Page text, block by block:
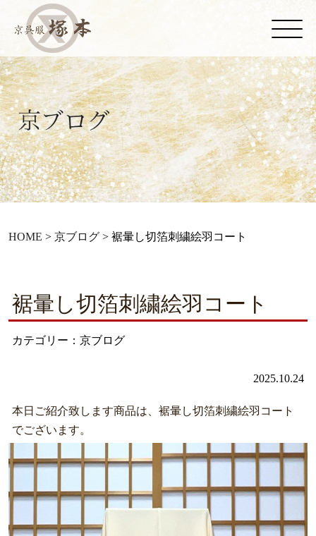
HOME > 京ブログ> 裾暈し切箔刺繍絵羽コート
裾暈し切箔刺繍絵羽コート
カテゴリー：京ブログ
2025.10.24
本日ご紹介致します商品は、裾暈し切箔刺繍絵羽コート
でございます。